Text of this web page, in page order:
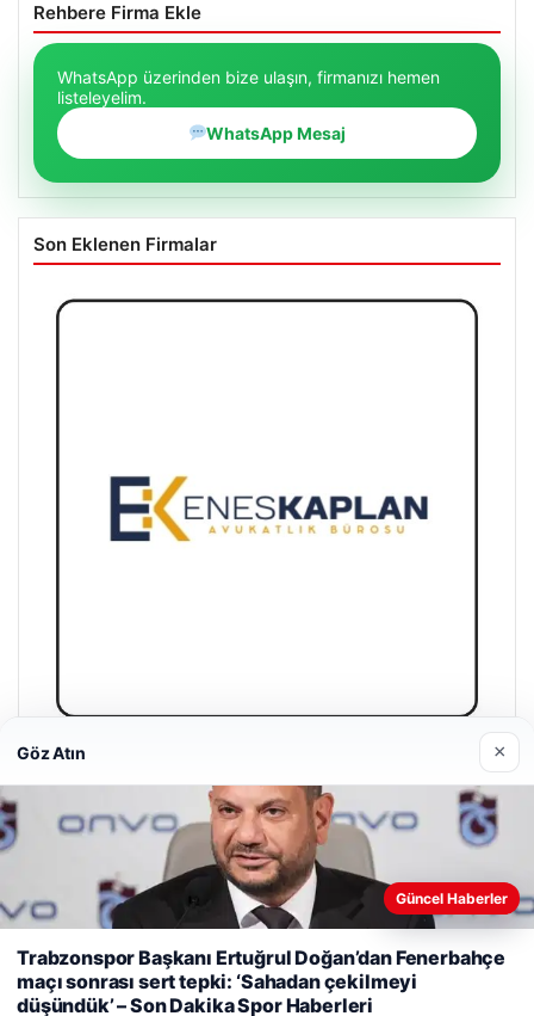
Rehbere Firma Ekle
WhatsApp üzerinden bize ulaşın, firmanızı hemen
listeleyelim.
WhatsApp Mesaj
Son Eklenen Firmalar
© 2026 Haber Şehir – Güncel Haberler
deneyiminizi kişiselleştirmek ve geliştirmek amacıyla çerezler
kullanıyoruz.Çerez Politikamız
Göz Atın ×
Güncel Haberler
Trabzonspor Başkanı Ertuğrul Doğan’dan Fenerbahçe
maçı sonrası sert tepki: ‘Sahadan çekilmeyi
düşündük’ – Son Dakika Spor Haberleri